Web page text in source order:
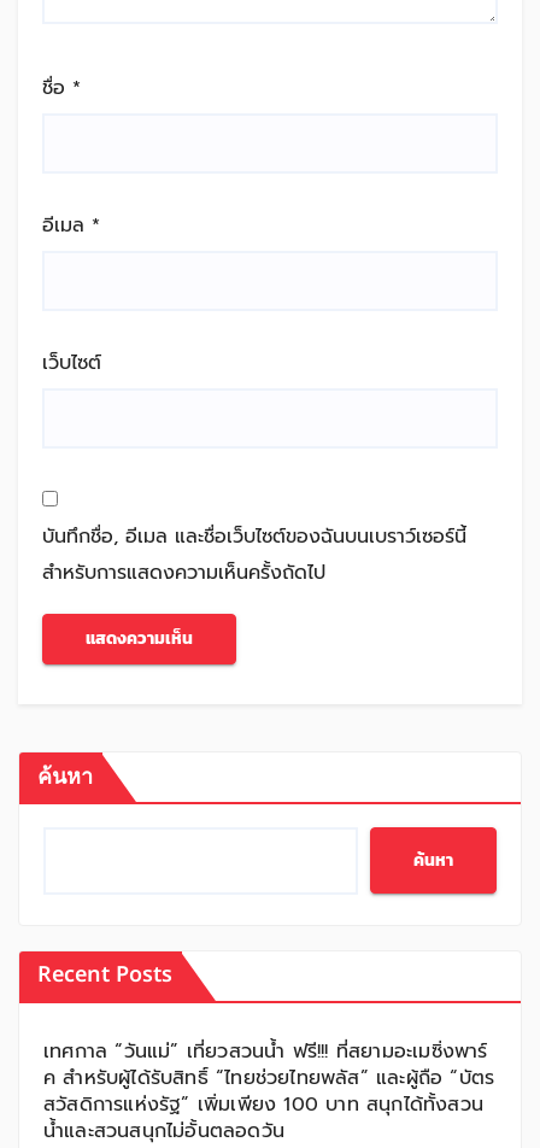
ชื่อ *
อีเมล *
เว็บไซต์
บันทึกชื่อ, อีเมล และชื่อเว็บไซต์ของฉันบนเบราว์เซอร์นี้
สำหรับการแสดงความเห็นครั้งถัดไป
ค้นหา
ค้นหา
Recent Posts
เทศกาล “วันแม่” เที่ยวสวนน้ำ ฟรี!!! ที่สยามอะเมซิ่งพาร์
ค สำหรับผู้ได้รับสิทธิ์ “ไทยช่วยไทยพลัส” และผู้ถือ “บัตร
สวัสดิการแห่งรัฐ” เพิ่มเพียง 100 บาท สนุกได้ทั้งสวน
น้ำและสวนสนุกไม่อั้นตลอดวัน